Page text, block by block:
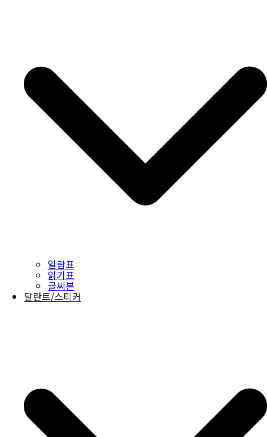
일람표
읽기표
글씨본
달란트/스티커